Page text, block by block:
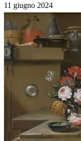
11 giugno 2024